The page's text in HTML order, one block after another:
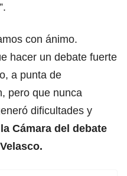
con ánimo.
hacer un debate fuerte
a punta de
pero que nunca
dificultades y
Cámara del debate